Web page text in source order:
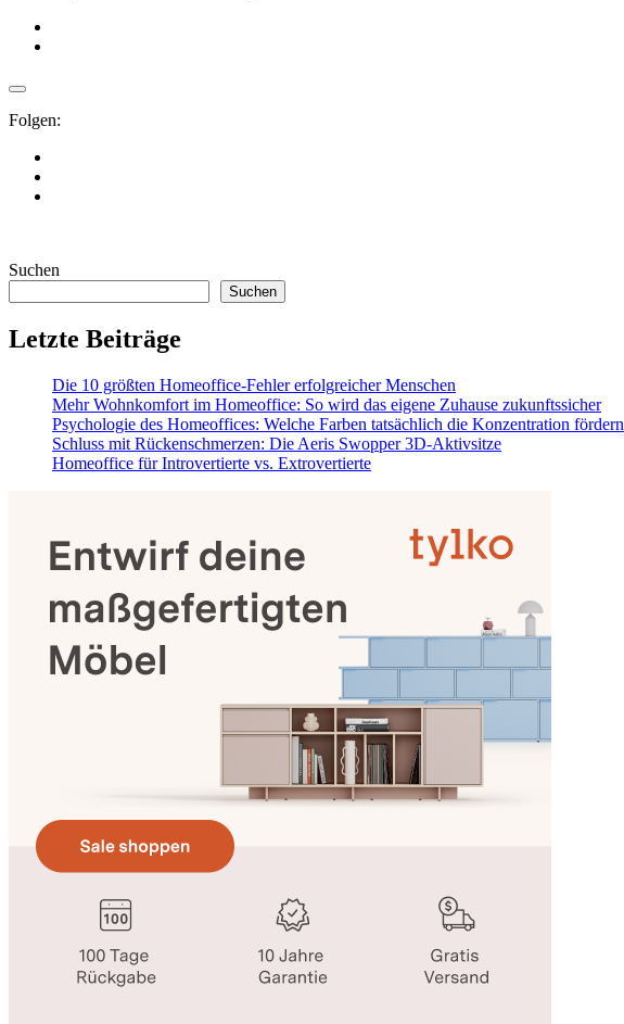
Folgen:
Suchen
Suchen
Letzte Beiträge
Die 10 größten Homeoffice-Fehler erfolgreicher Menschen
Mehr Wohnkomfort im Homeoffice: So wird das eigene Zuhause zukunftssicher
Psychologie des Homeoffices: Welche Farben tatsächlich die Konzentration fördern
Schluss mit Rückenschmerzen: Die Aeris Swopper 3D-Aktivsitze
Homeoffice für Introvertierte vs. Extrovertierte